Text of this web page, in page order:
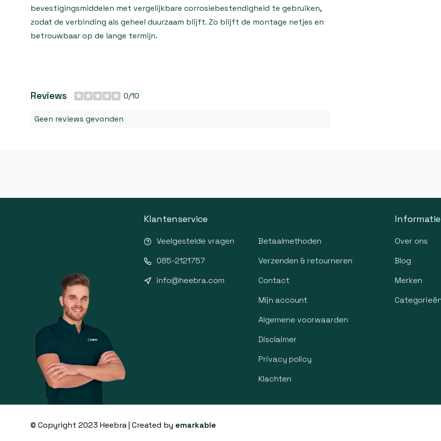
bevestigingsmiddelen met vergelijkbare corrosiebestendigheid te gebruiken,
zodat de verbinding als geheel duurzaam blijft. Zo blijft de montage netjes en
betrouwbaar op de lange termijn.
Reviews 0/10
Geen reviews gevonden
Klantenservice
Veelgestelde vragen
085-2121757
info@heebra.com
Betaalmethoden
Verzenden & retourneren
Contact
Mijn account
Algemene voorwaarden
Disclaimer
Privacy policy
Klachten
Informatie
Over ons
Blog
Merken
Categorieën
© Copyright 2023 Heebra | Created by emarkable